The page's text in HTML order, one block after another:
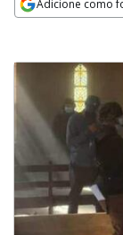
Adicione como